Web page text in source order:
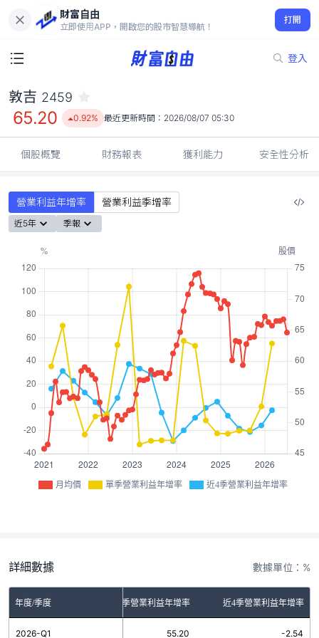
財富自由
立即使用APP，開啟您的股市智慧導航！
打開
登入
65.20
0.92%
敦吉 2459
65.20 0.92% 最近更新時間： 2026/08/07 05:30
個股概覽 財務報表 獲利能力 安全性分析
營業利益年增率 營業利益季增率
近5年 季報
月均價 單季營業利益年增率 近4季營業利益年增率
詳細數據 數據單位：%
年度/季度 單季營業利益年增率 近4季營業利益年增率
2026-Q1 55.20 -2.54